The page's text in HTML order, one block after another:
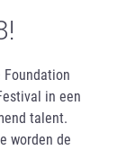
Foundation
in een
talent.
worden de